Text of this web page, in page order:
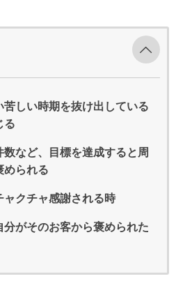
しい時期を抜け出している
る
数など、目標を達成すると周
められる
ャクチャ感謝される時
分がそのお客から褒められた